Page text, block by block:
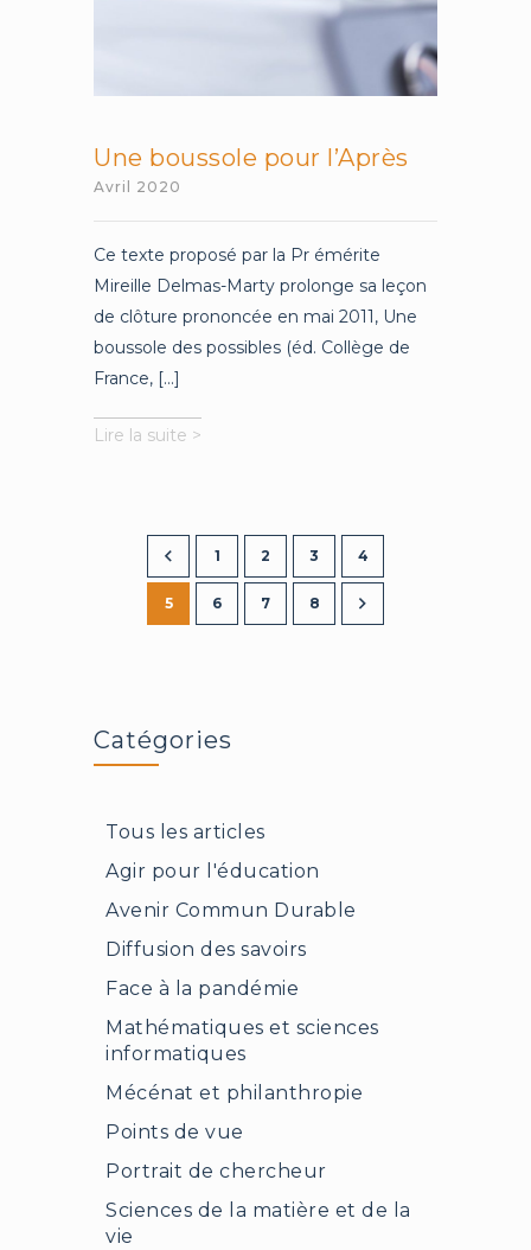
Une boussole pour l’Après
Avril 2020
Ce texte proposé par la Pr émérite
Mireille Delmas-Marty prolonge sa leçon
de clôture prononcée en mai 2011, Une
boussole des possibles (éd. Collège de
France, [...]
Lire la suite >
1 2 3 4
5 6 7 8
Catégories
Tous les articles
Agir pour l'éducation
Avenir Commun Durable
Diffusion des savoirs
Face à la pandémie
Mathématiques et sciences
informatiques
Mécénat et philanthropie
Points de vue
Portrait de chercheur
Sciences de la matière et de la
vie